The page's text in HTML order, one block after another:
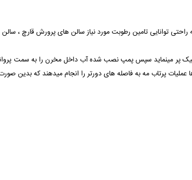
توانایی تامین رطوبت مورد نیاز سالن های پرورش قارچ ،
پر مینماید سپس پمپ نصب شده آب داخل مخرن را به سمت پروانه
عملیات پرتاب مه به فاصله های دورتر را انجام میدهند که